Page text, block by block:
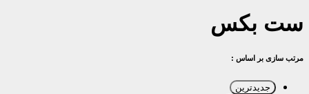
ست بکس
مرتب سازی بر اساس :
جدیدترین